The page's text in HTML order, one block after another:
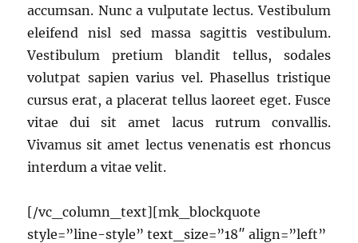
accumsan. Nunc a vulputate lectus. Vestibulum
eleifend nisl sed massa sagittis vestibulum.
Vestibulum pretium blandit tellus, sodales
volutpat sapien varius vel. Phasellus tristique
cursus erat, a placerat tellus laoreet eget. Fusce
vitae dui sit amet lacus rutrum convallis.
Vivamus sit amet lectus venenatis est rhoncus
interdum a vitae velit.
[/vc_column_text][mk_blockquote
style=”line-style” text_size=”18″ align=”left”